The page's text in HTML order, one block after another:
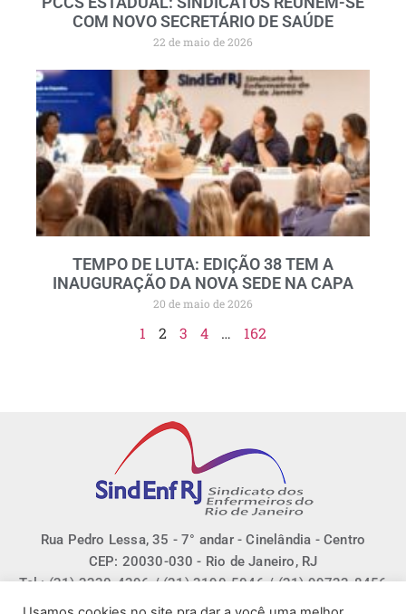
COM NOVO SECRETÁRIO DE SAÚDE
22 de maio de 2026
TEMPO DE LUTA: EDIÇÃO 38 TEM A
INAUGURAÇÃO DA NOVA SEDE NA CAPA
20 de maio de 2026
1 2 3 4 … 162
Rua Pedro Lessa, 35 - 7° andar - Cinelândia - Centro
CEP: 20030-030 - Rio de Janeiro, RJ
Tel.: (21) 2220-4296 / (21) 3190-5046 / (21) 99733-8456
E-mail: sindenfrj@sindenfrj.org.br